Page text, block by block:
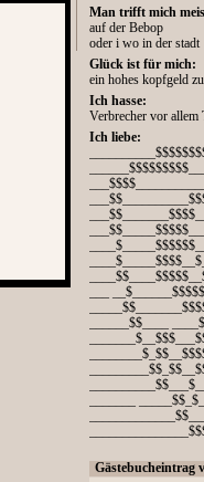
Man trifft mich
auf der Bebop
oder i wo in der stadt
Glück ist für mich:
ein hohes kopfgeld
Ich hasse:
Verbrecher vor allem
Ich liebe:
___
______$$____
_______
Gästebucheintrag